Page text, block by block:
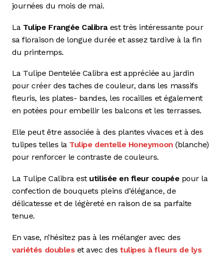
journées du mois de mai.
La Tulipe Frangée Calibraest très intéressante pour
sa floraison de longue durée et assez tardive à la fin
du printemps.
La Tulipe Dentelée Calibra est appréciée au jardin
pour créer des taches de couleur, dans les massifs
fleuris, les plates- bandes, les rocailles et également
en potées pour embellir les balcons et les terrasses.
Elle peut être associée à des plantes vivaces et à des
tulipes telles la Tulipe dentelle Honeymoon (blanche)
pour renforcer le contraste de couleurs.
La Tulipe Calibra est utilisée en fleur coupée pour la
confection de bouquets pleins d’élégance, de
délicatesse et de légèreté en raison de sa parfaite
tenue.
En vase, n’hésitez pas à les mélanger avec des
variétés doubles et avec destulipes à fleurs de lys